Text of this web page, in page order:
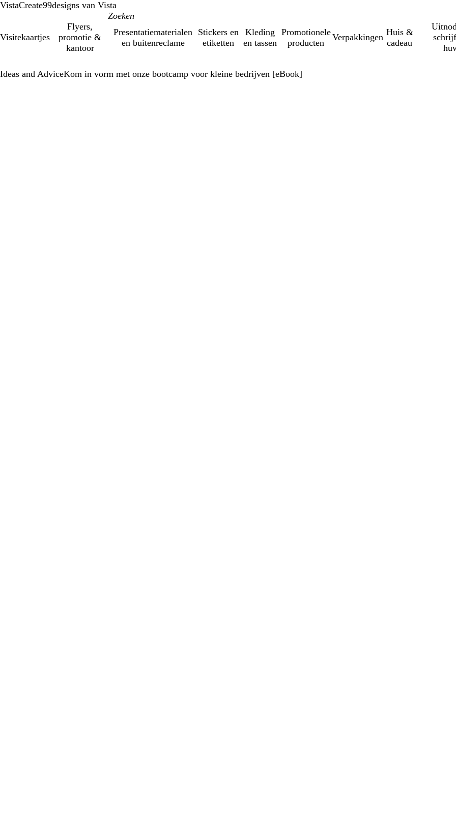
VistaCreate99designs van Vista
Visitekaartjes
Flyers,
promotie &
kantoor
Presentatiematerialen
en buitenreclame
Stickers en
etiketten
Kleding
en tassen
Promotionele
producten
Verpakkingen
Huis &
cadeau
Ideas and AdviceKom in vorm met onze bootcamp voor kleine bedrijven [eBook]